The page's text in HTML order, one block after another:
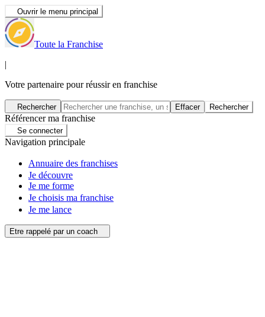
Ouvrir le menu principal
Toute la Franchise
|
Votre partenaire pour réussir en franchise
Rechercher Effacer Rechercher
Référencer ma franchise
Se connecter
Navigation principale
Annuaire des franchises
Je découvre
Je me forme
Je choisis ma franchise
Je me lance
Etre rappelé par un coach